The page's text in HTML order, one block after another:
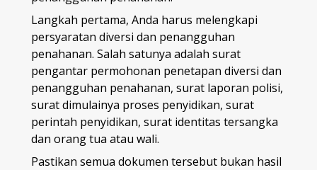
Langkah pertama, Anda harus melengkapi
persyaratan diversi dan penangguhan
penahanan. Salah satunya adalah surat
pengantar permohonan penetapan diversi dan
penangguhan penahanan, surat laporan polisi,
surat dimulainya proses penyidikan, surat
perintah penyidikan, surat identitas tersangka
dan orang tua atau wali.
Pastikan semua dokumen tersebut bukan hasil